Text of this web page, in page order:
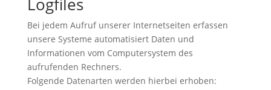
Bei jedem Aufruf unserer Internetseiten erfassen
unsere Systeme automatisiert Daten und
Informationen vom Computersystem des
aufrufenden Rechners.
Folgende Datenarten werden hierbei erhoben: